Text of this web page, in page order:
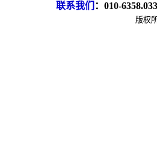
联系我们 ： 010-
版权